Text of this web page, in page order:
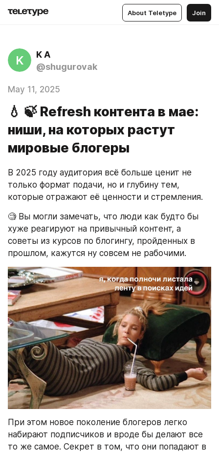
About Teletype Join
K
K A
@shugurovak
May 11, 2025
💧 🍃 Refresh контента в мае:
ниши, на которых растут
мировые блогеры
В 2025 году аудитория всё больше ценит не
только формат подачи, но и глубину тем,
которые отражают её ценности и стремления.
🧐 Вы могли замечать, что люди как будто бы
хуже реагируют на привычный контент, а
советы из курсов по блогингу, пройденных в
прошлом, кажутся ну совсем не рабочими.
При этом новое поколение блогеров легко
набирают подписчиков и вроде бы делают все
то же самое. Секрет в том, что они попадают в